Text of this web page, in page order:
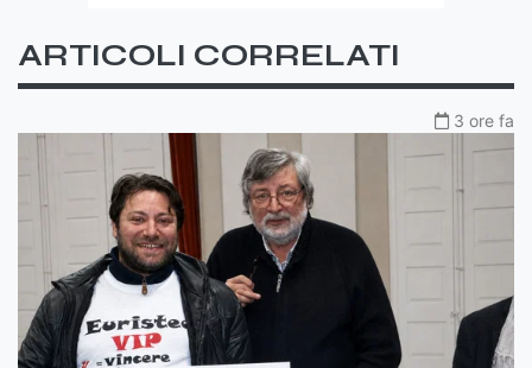
ARTICOLI CORRELATI
3 ore fa